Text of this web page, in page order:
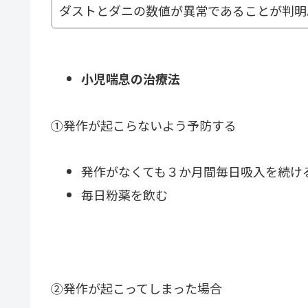
ダストとダニの数値が異常であることが判
小児喘息の治療法
①発作が起こらないよう予防する
発作がなくても３か月間毎日吸入を続け
毎日粉薬を飲む
②発作が起こってしまった場合